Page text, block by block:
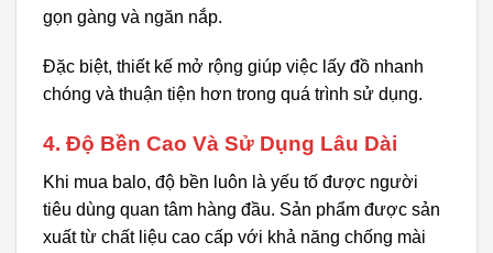
gọn gàng và ngăn nắp.
Đặc biệt, thiết kế mở rộng giúp việc lấy đồ nhanh
chóng và thuận tiện hơn trong quá trình sử dụng.
4. Độ Bền Cao Và Sử Dụng Lâu Dài
Khi mua balo, độ bền luôn là yếu tố được người
tiêu dùng quan tâm hàng đầu. Sản phẩm được sản
xuất từ chất liệu cao cấp với khả năng chống mài